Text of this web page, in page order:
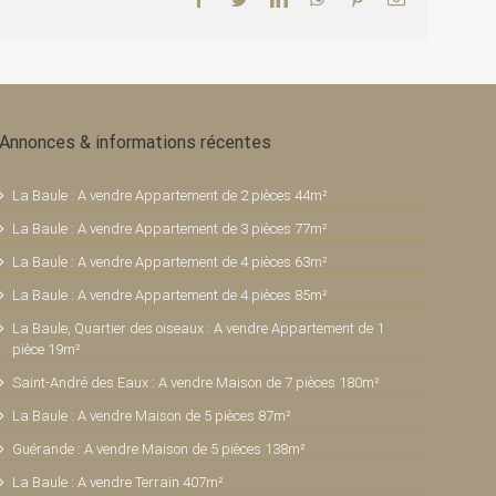
Annonces & informations récentes
La Baule : A vendre Appartement de 2 pièces 44m²
La Baule : A vendre Appartement de 3 pièces 77m²
La Baule : A vendre Appartement de 4 pièces 63m²
La Baule : A vendre Appartement de 4 pièces 85m²
La Baule, Quartier des oiseaux : A vendre Appartement de 1
pièce 19m²
Saint-André des Eaux : A vendre Maison de 7 pièces 180m²
La Baule : A vendre Maison de 5 pièces 87m²
Guérande : A vendre Maison de 5 pièces 138m²
La Baule : A vendre Terrain 407m²